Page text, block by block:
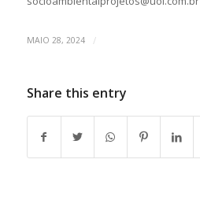
MAIO 28, 2024 /
Share this entry